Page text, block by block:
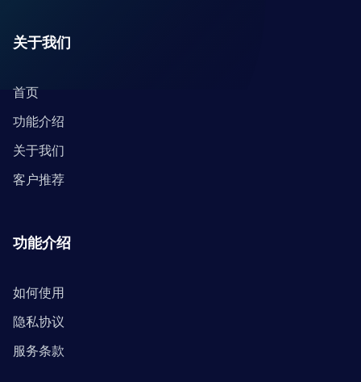
关于我们
首页
功能介绍
关于我们
客户推荐
功能介绍
如何使用
隐私协议
服务条款